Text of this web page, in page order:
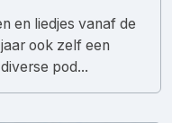
en liedjes vanaf de
ook zelf een
pod...